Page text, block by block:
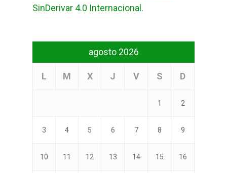
SinDerivar 4.0 Internacional .
agosto 2026
L M X J V S D
1 2
3 4 5 6 7 8 9
10 11 12 13 14 15 16